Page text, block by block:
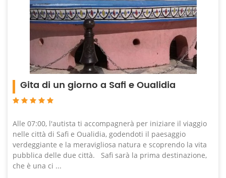
Gita di un giorno a Safi e Oualidia
Alle 07:00, l'autista ti accompagnerà per iniziare il viaggio
nelle città di Safi e Oualidia, godendoti il ​​paesaggio
verdeggiante e la meravigliosa natura e scoprendo la vita
pubblica delle due città. Safi sarà la prima destinazione,
che è una ci ...